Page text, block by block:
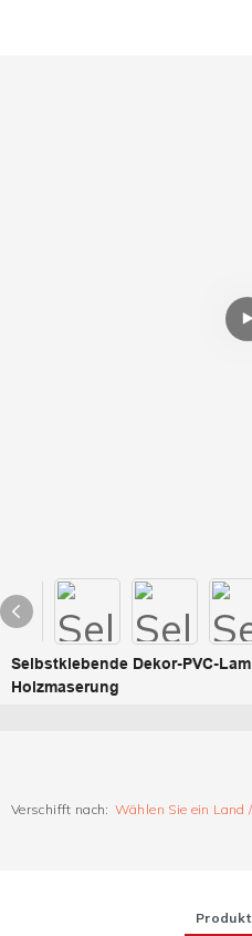
Selbstklebende Dekor-PVC-
Holzmaserung
Verschifft nach: Wählen Sie ein Land